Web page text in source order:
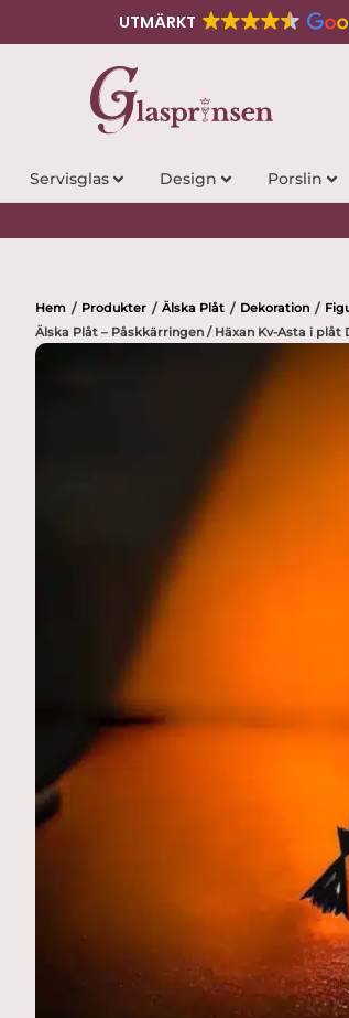
UTMÄRKT
Servisglas Design Porslin
Hem / Produkter / Älska Plåt / Dekoration /
Älska Plåt – Påskkärringen / Häxan Kv-Asta i plåt